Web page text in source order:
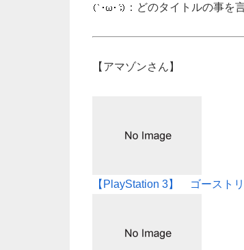
：どのタイトルの事
【アマゾンさん】
【PlayStation 3】 ゴースト